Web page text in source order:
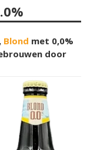
, Blond met 0,0%
door